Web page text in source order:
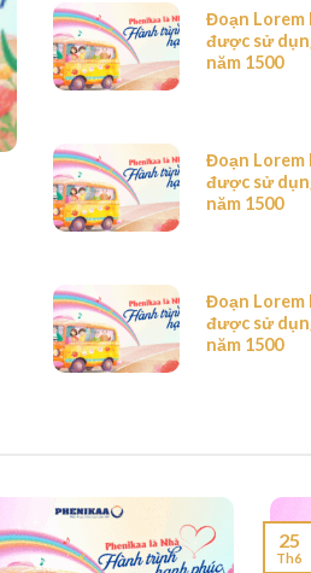
Đoạn Lorem
được sử
năm 1500
Đoạn Lorem
được sử
năm 1500
Đoạn Lorem
được sử
năm 1500
25
Th6